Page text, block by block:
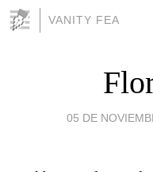
VANITY FEA
05 DE